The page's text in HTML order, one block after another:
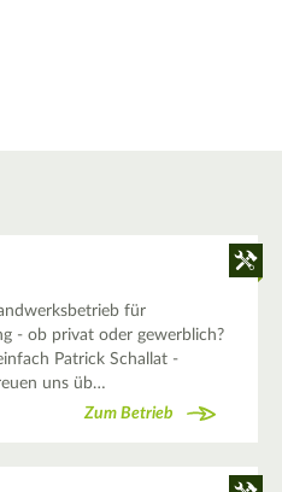
für
- ob privat oder gewerblich?
Patrick Schallat -
uns üb…
Zum Betrieb